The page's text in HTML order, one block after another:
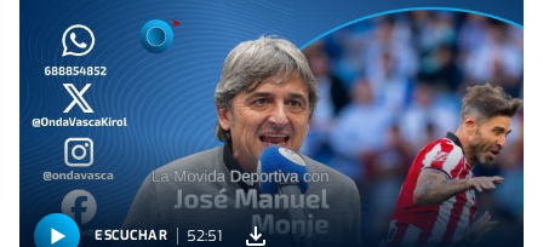
ESCUCHAR 52:51